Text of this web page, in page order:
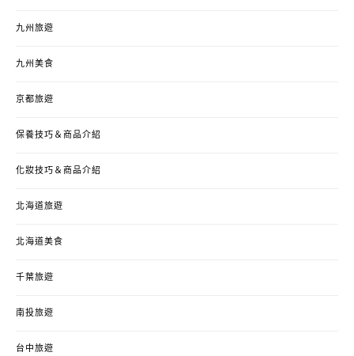
九州旅遊
九州美食
京都旅遊
保養技巧＆商品介紹
化妝技巧＆商品介紹
北海道旅遊
北海道美食
千葉旅遊
南投旅遊
台中旅遊